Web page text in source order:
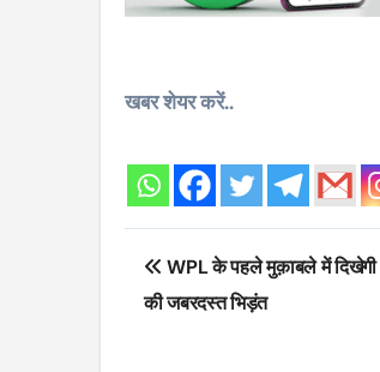
खबर शेयर करें..
Post
navigation
WPL के पहले मुक़ाबले में दिखेगी
की जबरदस्त भिड़ंत